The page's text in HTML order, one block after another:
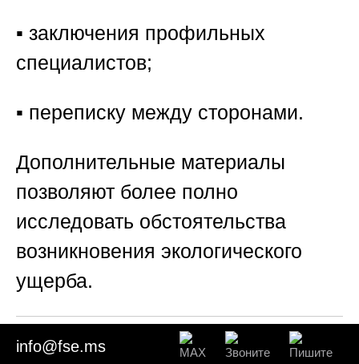
▪️ заключения профильных
специалистов;
▪️ переписку между сторонами.
Дополнительные материалы
позволяют более полно
исследовать обстоятельства
возникновения экологического
ущерба.
info@fse.ms